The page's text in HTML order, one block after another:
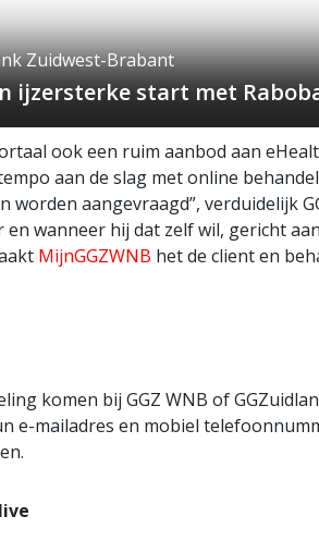
Zuidwest-Brabant
ijzersterke start met
ook een ruim aanbod aan
aan de slag met online
worden aangevraagd”, verduidelijk
wanneer hij dat zelf wil, gericht
MijnGGZWNB het de client en
komen bij GGZ WNB of
e-mailadres en mobiel